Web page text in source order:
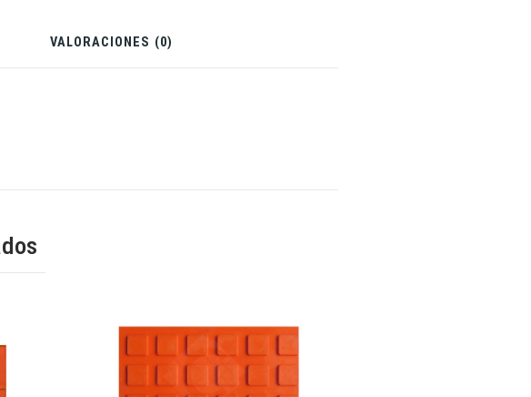
VALORACIONES (0)